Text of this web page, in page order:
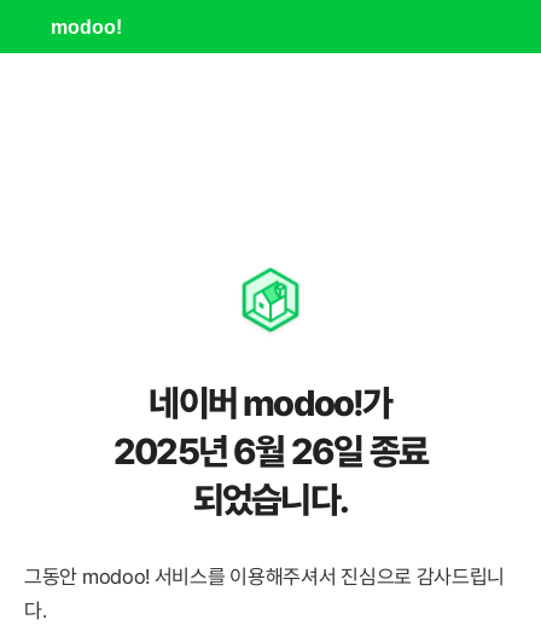
modoo!
네이버 modoo!가
2025년 6월 26일 종료
되었습니다.
그동안 modoo! 서비스를 이용해주셔서 진심으로 감사드립니
다.